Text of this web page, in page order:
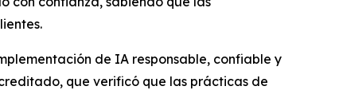
de IA responsable, confiable y
que verificó que las prácticas de